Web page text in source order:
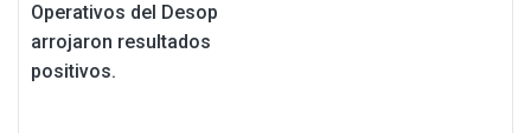
Operativos del Desop
arrojaron resultados
positivos.